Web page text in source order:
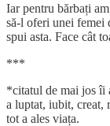
Iar pentru bărbați
să-l oferi unei femei
spui asta. Face cât
***
*citatul de mai jos îi
a luptat, iubit, creat,
tot a ales viața.